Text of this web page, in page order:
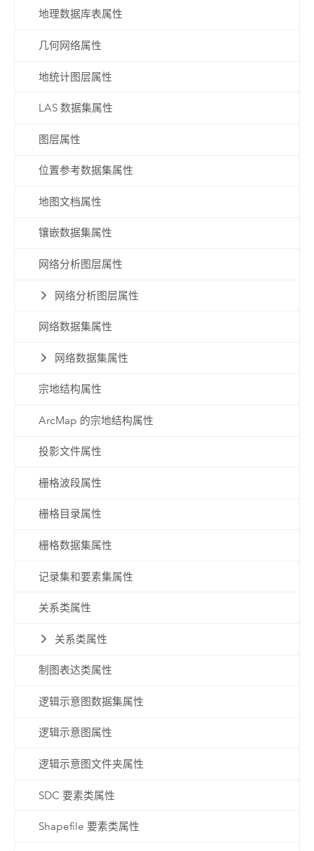
地理数据库表属性
几何网络属性
地统计图层属性
LAS 数据集属性
图层属性
位置参考数据集属性
地图文档属性
镶嵌数据集属性
网络分析图层属性
网络分析图层属性
网络数据集属性
网络数据集属性
宗地结构属性
ArcMap 的宗地结构属性
投影文件属性
栅格波段属性
栅格目录属性
栅格数据集属性
记录集和要素集属性
关系类属性
关系类属性
制图表达类属性
逻辑示意图数据集属性
逻辑示意图属性
逻辑示意图文件夹属性
SDC 要素类属性
Shapefile 要素类属性